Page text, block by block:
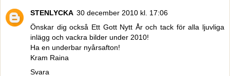
STENLYCKA 30 december 2010 kl. 17:06
Önskar dig också Ett Gott Nytt År och tack för alla ljuvliga
inlägg och vackra bilder under 2010!
Ha en underbar nyårsafton!
Kram Raina
Svara